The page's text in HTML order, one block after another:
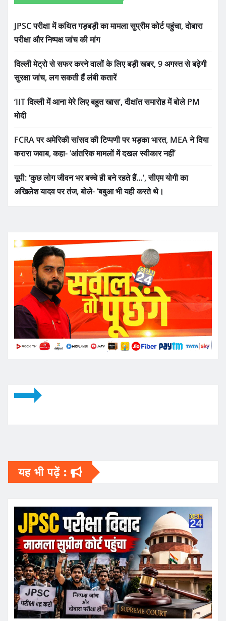
JPSC परीक्षा में कथित गड़बड़ी का मामला सुप्रीम कोर्ट पहुंचा, दोबारा
परीक्षा और निष्पक्ष जांच की मांग
दिल्ली मेट्रो से सफर करने वालों के लिए बड़ी खबर, 9 अगस्त से बढ़ेगी
सुरक्षा जांच, लग सकती हैं लंबी कतारें
‘IIT दिल्ली में आना मेरे लिए बहुत खास’, दीक्षांत समारोह में बोले PM
मोदी
FCRA पर अमेरिकी सांसद की टिप्पणी पर भड़का भारत, MEA ने दिया
करारा जवाब, कहा- ‘आंतरिक मामलों में दखल स्वीकार नहीं’
यूपी: ‘कुछ लोग जीवन भर बच्चे ही बने रहते हैं…’, सीएम योगी का
अखिलेश यादव पर तंज, बोले- ‘बबुआ भी यही करते थे।
यह भी पढ़ें :